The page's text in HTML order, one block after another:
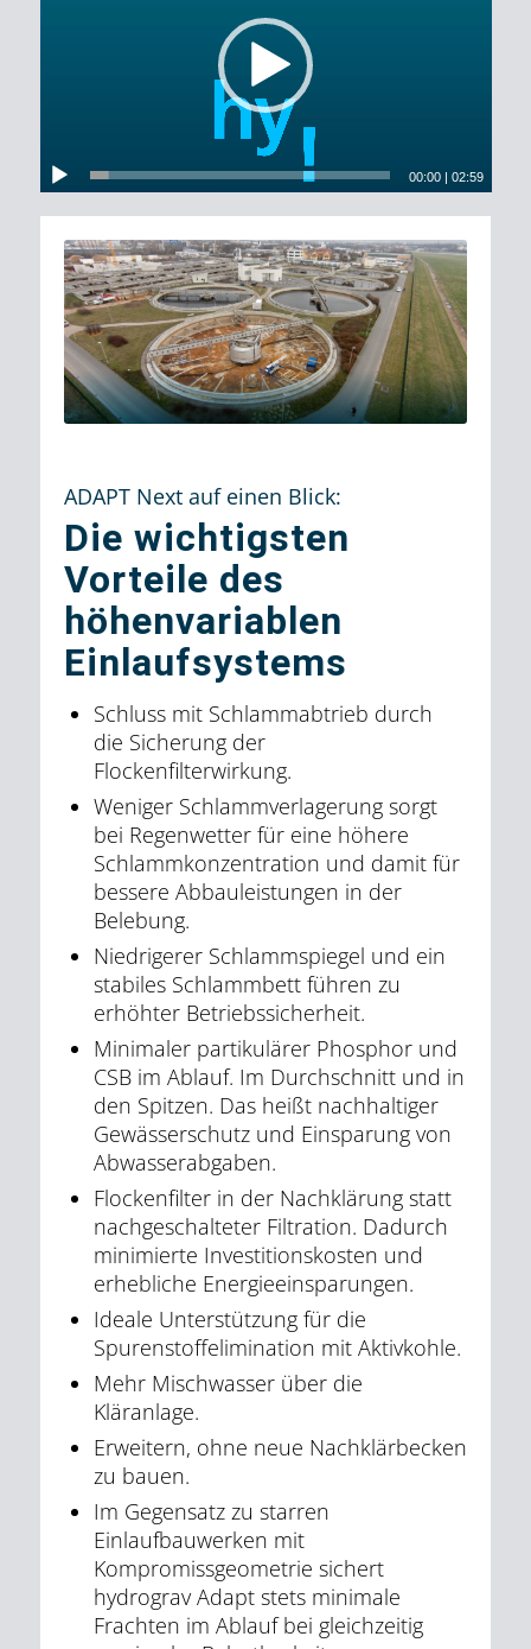
00:00 |02:59
ADAPT Next auf einen Blick:
Die wichtigsten
Vorteile des
höhenvariablen
Einlaufsystems
Schluss mit Schlammabtrieb durch
die Sicherung der
Flockenfilterwirkung.
Weniger Schlammverlagerung sorgt
bei Regenwetter für eine höhere
Schlammkonzentration und damit für
bessere Abbauleistungen in der
Belebung.
Niedrigerer Schlammspiegel und ein
stabiles Schlammbett führen zu
erhöhter Betriebssicherheit.
Minimaler partikulärer Phosphor und
CSB im Ablauf. Im Durchschnitt und in
den Spitzen. Das heißt nachhaltiger
Gewässerschutz und Einsparung von
Abwasserabgaben.
Flockenfilter in der Nachklärung statt
nachgeschalteter Filtration. Dadurch
minimierte Investitionskosten und
erhebliche Energieeinsparungen.
Ideale Unterstützung für die
Spurenstoffelimination mit Aktivkohle.
Mehr Mischwasser über die
Kläranlage.
Erweitern, ohne neue Nachklärbecken
zu bauen.
Im Gegensatz zu starren
Einlaufbauwerken mit
Kompromissgeometrie sichert
hydrograv Adapt stets minimale
Frachten im Ablauf bei gleichzeitig